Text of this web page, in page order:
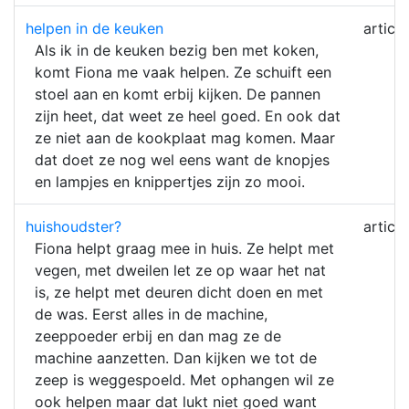
helpen in de keuken
Als ik in de keuken bezig ben met koken,
komt Fiona me vaak helpen. Ze schuift een
stoel aan en komt erbij kijken. De pannen
zijn heet, dat weet ze heel goed. En ook dat
ze niet aan de kookplaat mag komen. Maar
dat doet ze nog wel eens want de knopjes
en lampjes en knippertjes zijn zo mooi.
article
huishoudster?
Fiona helpt graag mee in huis. Ze helpt met
vegen, met dweilen let ze op waar het nat
is, ze helpt met deuren dicht doen en met
de was. Eerst alles in de machine,
zeeppoeder erbij en dan mag ze de
machine aanzetten. Dan kijken we tot de
zeep is weggespoeld. Met ophangen wil ze
ook helpen maar dat lukt niet goed want
article